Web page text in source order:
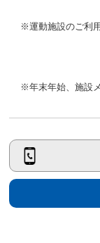
※運動施設のご利
※年末年始、施設